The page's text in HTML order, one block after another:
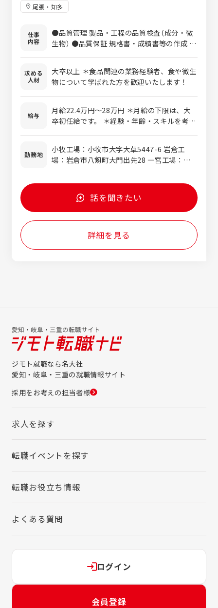
尾張・知多
仕事
内容
●品質管理 製品・工程の品質検査（成分・微
生物） ●品質保証 規格書・成績書等の作成 ※
求める
人材
大卒以上 ＊食品関連の業務経験者、食や微生
物について学ばれた方を歓迎いたします！
給与
月給22.4万円～28万円 ＊月給の下限は、大
卒初任給です。 ＊経験・年齢・スキルを考慮
勤務地
小牧工場：小牧市大字大草5447-6 岩倉工
場：岩倉市八剱町大門出先28 一宮工場：一宮
話を聞きたい
詳細を見る
ジモト就職なら名大社
愛知・岐阜・三重の就職情報サイト
採用をお考えの担当者様
求人を探す
転職イベントを探す
転職お役立ち情報
よくある質問
ログイン
会員登録